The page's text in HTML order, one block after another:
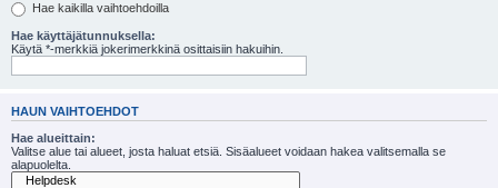
Hae kaikilla vaihtoehdoilla
Hae käyttäjätunnuksella:
Käytä *-merkkiä jokerimerkkinä osittaisiin hakuihin.
HAUN VAIHTOEHDOT
Hae alueittain:
Valitse alue tai alueet, josta haluat etsiä. Sisäalueet voidaan hakea valitsemalla se
alapuolelta.